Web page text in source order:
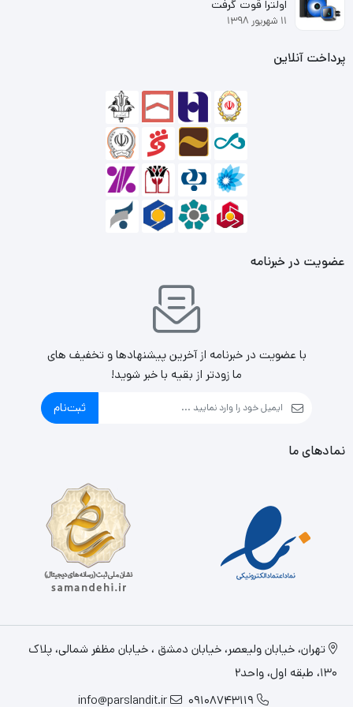
محیط زیست را به ارمغان می آورد.
این محصول بطور خودکار مصرف انرژی را بر اساس وضعیت ارتباط
(Link) و طول کابل تنظیم می‌کند. همچنین از استاندارد زیست
محیطی RoHS اتحادیه اروپا، که استفاده از مواد خطرناک خاص
را ممنوع کرده است، پیروی می‌کند.
این سوئیچ دارای 5 عدد پورت اترنت با سرعت 10/100/1000
امن و پرسرعتی را برای سوئیچنگ اطلاعات فراهم می‌سازد.
همچنین با وجود این حالت دیگر نیاز به کابل‌های متقاطع و
کنترل جریان IEEE 802.3x برای حالت Full Duplex و
Backpressure برای حالت Half Duplex تراکم ترافیک را کاهش
می‌دهد و سبب می‌شود از دست رفتن دیتا یا اطلاعات در طول
شبکه به حداقل برسد و در نتیجه باعث عملکرد بهتر سوئیچ های
سوئیچ تی پی
دارای قابلیت Plug and play است به این صورت که شما
برای استفاده از سوئیچ نیاز به نصب هیچ برنامه ای ندارید.
اولترا قوت گرفت
۱۱ شهریور ۱۳۹۸
پرداخت آنلاین
عضویت در خبرنامه
با عضویت در خبرنامه از آخرین پیشنهادها و تخفیف های
ما زودتر از بقیه با خبر شوید!
ثبت‌نام
نمادهای ما
تهران، خيابان وليعصر، خیابان دمشق ، خیابان مظفر شمالی، پلاک
130، طبقه اول، واحد2
09108743119
info@parslandit.ir